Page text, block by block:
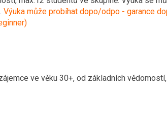
Výuka může probíhat dopo/odpo - garance
ve věku 30+, od základních